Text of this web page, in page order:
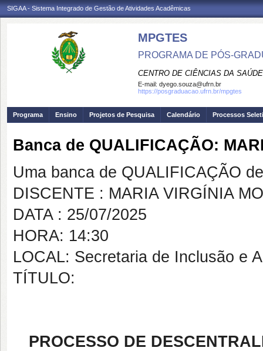
SIGAA - Sistema Integrado de Gestão de Atividades Acadêmicas
MPGTES
PROGRAMA DE PÓS-
CENTRO DE CIÊNCIAS DA SAÚDE
E-mail: dyego.souza@ufrn.br
https://posgraduacao.ufrn.br/mpgtes
Programa Ensino Projetos de Pesquisa Calendário Processos
Banca de QUALIFICAÇÃO:
Uma banca de QUALIFICAÇÃO
DISCENTE : MARIA VIRGÍNIA
DATA : 25/07/2025
HORA: 14:30
LOCAL: Secretaria de Inclusão e
TÍTULO:
PROCESSO DE